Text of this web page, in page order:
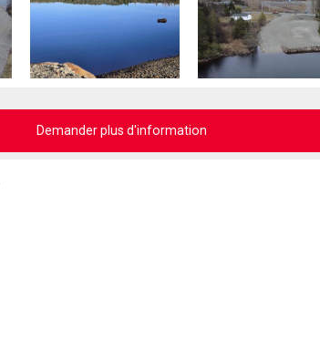
Demander plus d'information